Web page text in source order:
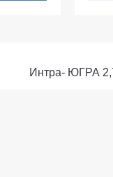
Интра- ЮГРА